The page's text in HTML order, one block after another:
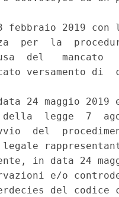
febbraio 2019 con
per  la
del   mancato
versamento
24 maggio 2019
legge  7
del
in data 24
e/o
del codice